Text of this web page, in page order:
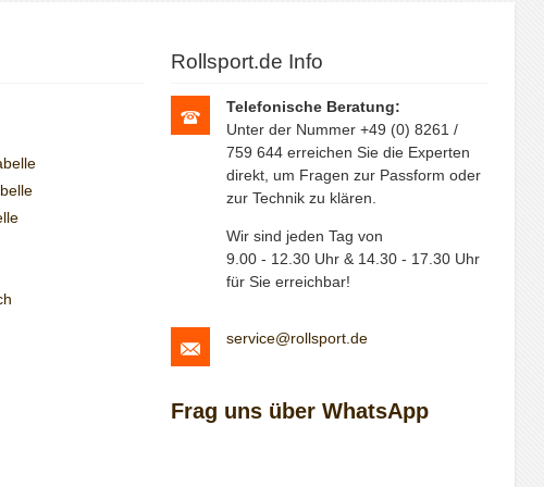
Rollsport.de Info
Telefonische Beratung:
Unter der Nummer +49 (0) 8261 /
759 644 erreichen Sie die Experten
direkt, um Fragen zur Passform oder
zur Technik zu klären.
Wir sind jeden Tag von
9.00 - 12.30 Uhr & 14.30 - 17.30 Uhr
für Sie erreichbar!
service@rollsport.de
Frag uns über WhatsApp